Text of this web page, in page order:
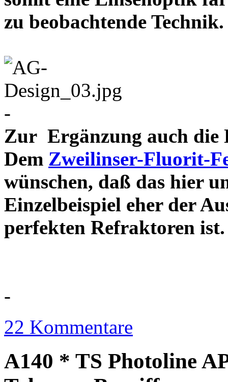
zu beobachtende
-
Zur Ergänzung auch die
Dem Zweilinser-Fluorit-
wünschen, daß das hier
Einzelbeispiel eher der
perfekten
-
22 Kommentare
A140 * TS Photoline